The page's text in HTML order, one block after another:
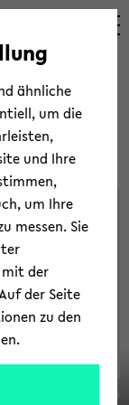
ähnliche
um die
und Ihre
um Ihre
messen. Sie
mit der
der Seite
zu den